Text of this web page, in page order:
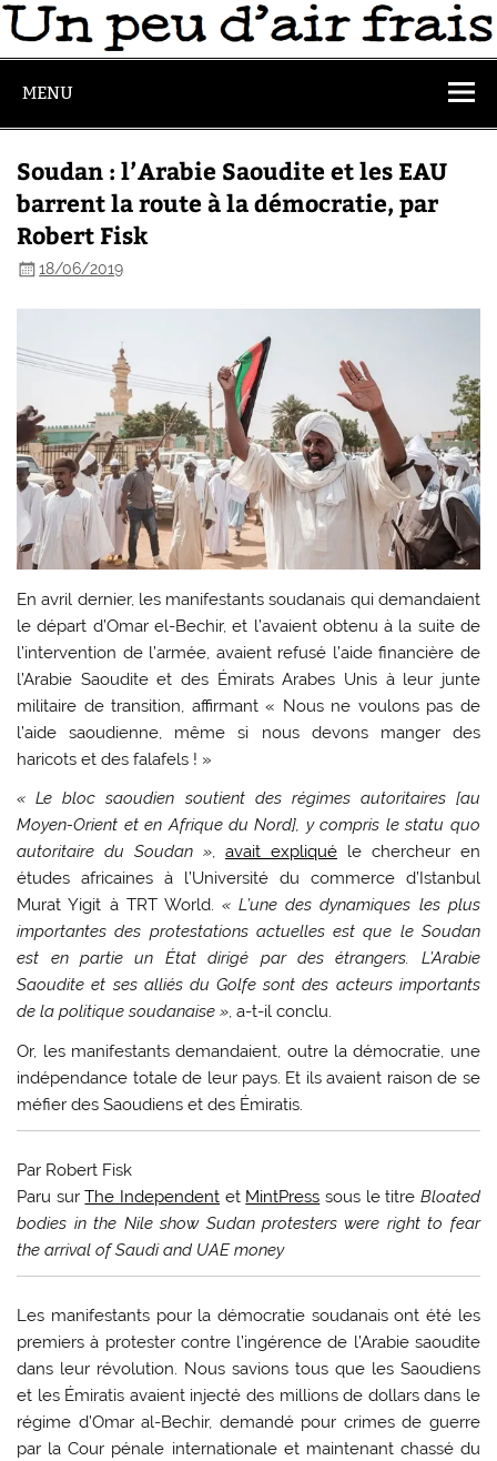
MENU
Soudan : l’Arabie Saoudite et les EAU
barrent la route à la démocratie, par
Robert Fisk
18/06/2019
En avril dernier, les manifestants soudanais qui demandaient
le départ d’Omar el-Bechir, et l’avaient obtenu à la suite de
l’intervention de l’armée, avaient refusé l’aide financière de
l’Arabie Saoudite et des Émirats Arabes Unis à leur junte
militaire de transition, affirmant « Nous ne voulons pas de
l’aide saoudienne, même si nous devons manger des
haricots et des falafels ! »
« Le bloc saoudien soutient des régimes autoritaires [au
Moyen-Orient et en Afrique du Nord], y compris le statu quo
autoritaire du Soudan », avait expliquéle chercheur en
études africaines à l’Université du commerce d’Istanbul
Murat Yigit à TRT World. « L’une des dynamiques les plus
importantes des protestations actuelles est que le Soudan
est en partie un État dirigé par des étrangers. L’Arabie
Saoudite et ses alliés du Golfe sont des acteurs importants
de la politique soudanaise », a-t-il conclu.
Or, les manifestants demandaient, outre la démocratie, une
indépendance totale de leur pays. Et ils avaient raison de se
méfier des Saoudiens et des Émiratis.
Par Robert Fisk
Paru surThe Independent et MintPress sous le titre Bloated
bodies in the Nile show Sudan protesters were right to fear
the arrival of Saudi and UAE money
Les manifestants pour la démocratie soudanais ont été les
premiers à protester contre l’ingérence de l’Arabie saoudite
dans leur révolution. Nous savions tous que les Saoudiens
et les Émiratis avaient injecté des millions de dollars dans le
régime d’Omar al-Bechir, demandé pour crimes de guerre
par la Cour pénale internationale et maintenant chassé du